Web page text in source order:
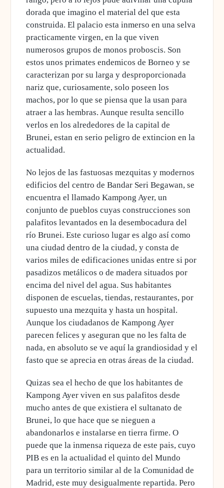
dorada que imagino el material del que esta
construida. El palacio esta inmerso en una selva
practicamente virgen, en la que viven
numerosos grupos de monos proboscis. Son
estos unos primates endemicos de Borneo y se
caracterizan por su larga y desproporcionada
nariz que, curiosamente, solo poseen los
machos, por lo que se piensa que la usan para
atraer a las hembras. Aunque resulta sencillo
verlos en los alrededores de la capital de
Brunei, estan en serio peligro de extincion en la
actualidad.
No lejos de las fastuosas mezquitas y modernos
edificios del centro de Bandar Seri Begawan, se
encuentra el llamado Kampong Ayer, un
conjunto de pueblos cuyas construcciones son
palafitos levantados en la desembocadura del
río Brunei. Este curioso lugar es algo así como
una ciudad dentro de la ciudad, y consta de
varios miles de edificaciones unidas entre si por
pasadizos metálicos o de madera situados por
encima del nivel del agua. Sus habitantes
disponen de escuelas, tiendas, restaurantes, por
supuesto una mezquita y hasta un hospital.
Aunque los ciudadanos de Kampong Ayer
parecen felices y aseguran que no les falta de
nada, en absoluto se ve aquí la grandiosidad y el
fasto que se aprecia en otras áreas de la ciudad.
Quizas sea el hecho de que los habitantes de
Kampong Ayer viven en sus palafitos desde
mucho antes de que existiera el sultanato de
Brunei, lo que hace que se nieguen a
abandonarlos e instalarse en tierra firme. O
puede que la inmensa riqueza de este pais, cuyo
PIB es en la actualidad el quinto del Mundo
para un territorio similar al de la Comunidad de
Madrid, este muy desigualmente repartida. Pero